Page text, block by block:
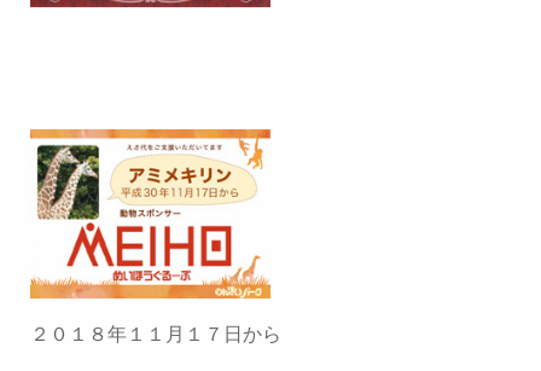
２０１８年１１月１７日から